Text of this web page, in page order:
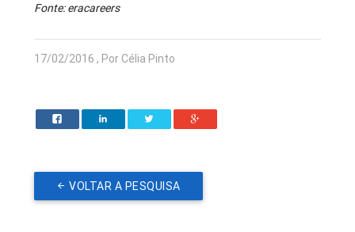
Fonte: eracareers
17/02/2016 , Por Célia Pinto
VOLTAR A PESQUISA